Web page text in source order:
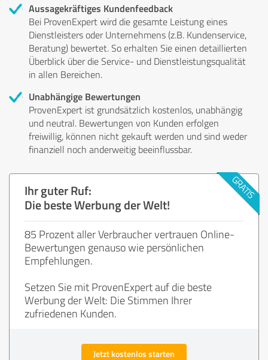
Aussagekräftiges Kundenfeedback
Bei ProvenExpert wird die gesamte Leistung eines
Dienstleisters oder Unternehmens (z.B. Kundenservice,
Beratung) bewertet. So erhalten Sie einen detaillierten
Überblick über die Service- und Dienstleistungsqualität
in allen Bereichen.
Unabhängige Bewertungen
ProvenExpert ist grundsätzlich kostenlos, unabhängig
und neutral. Bewertungen von Kunden erfolgen
freiwillig, können nicht gekauft werden und sind weder
finanziell noch anderweitig beeinflussbar.
Ihr guter Ruf:
Die beste Werbung der Welt!
85 Prozent aller Verbraucher vertrauen Online-
Bewertungen genauso wie persönlichen
Empfehlungen.
Setzen Sie mit ProvenExpert auf die beste
Werbung der Welt: Die Stimmen Ihrer
zufriedenen Kunden.
Jetzt kostenlos starten